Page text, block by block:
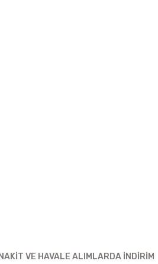
NAKİT VE HAVALE ALIMLARDA İNDİRİM